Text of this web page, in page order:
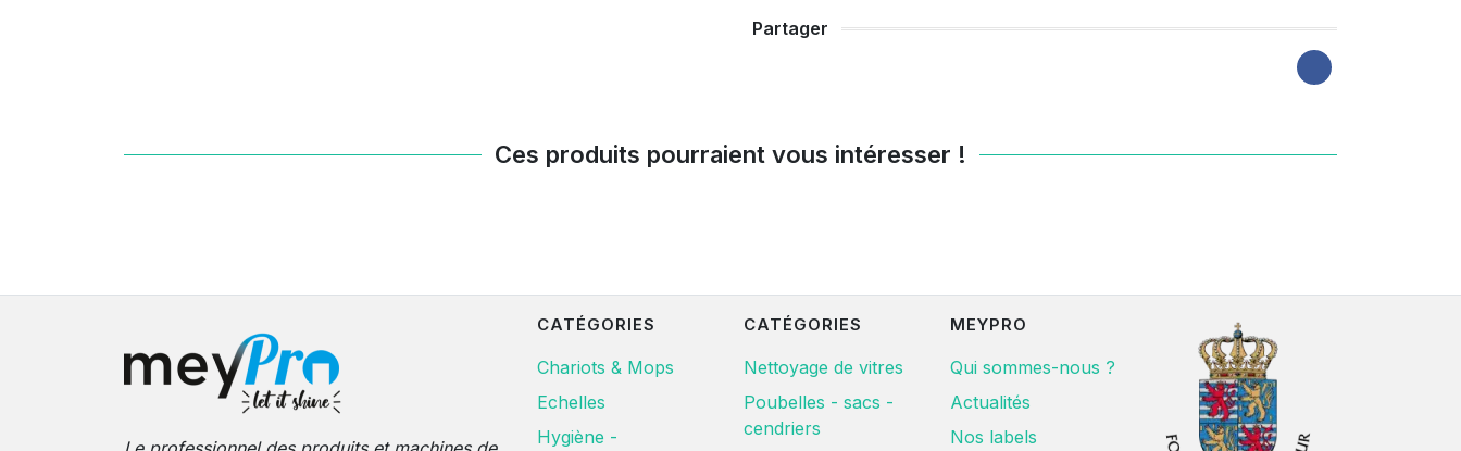
Partager
Ces produits pourraient vous intéresser !
CATÉGORIES
Chariots & Mops
Echelles
Hygiène -
CATÉGORIES
Nettoyage de vitres
Poubelles - sacs -
cendriers
MEYPRO
Qui sommes-nous ?
Actualités
Nos labels